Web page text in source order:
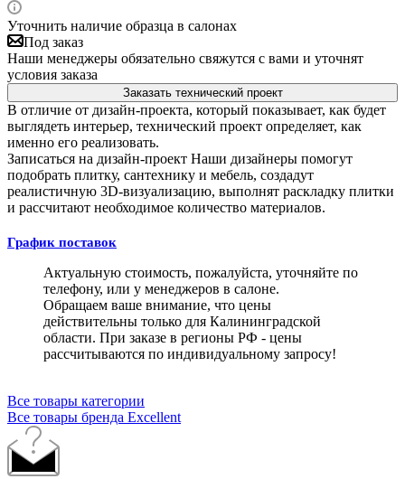
Уточнить наличие образца в салонах
Под заказ
Наши менеджеры обязательно свяжутся с вами и уточнят
условия заказа
Заказать технический проект
В отличие от дизайн-проекта, который показывает, как будет
выглядеть интерьер, технический проект определяет, как
именно его реализовать.
Записаться на дизайн-проект Наши дизайнеры помогут
подобрать плитку, сантехнику и мебель, создадут
реалистичную 3D-визуализацию, выполнят раскладку плитки
и рассчитают необходимое количество материалов.
График поставок
Актуальную стоимость, пожалуйста, уточняйте по
телефону, или у менеджеров в салоне.
Обращаем ваше внимание, что цены
действительны только для Калининградской
области. При заказе в регионы РФ - цены
рассчитываются по индивидуальному запросу!
Все товары категории
Все товары бренда Excellent